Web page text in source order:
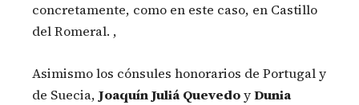
concretamente, como en este caso, en Castillo
del Romeral. ,
Asimismo los cónsules honorarios de Portugal y
de Suecia, Joaquín Juliá QuevedoyDunia